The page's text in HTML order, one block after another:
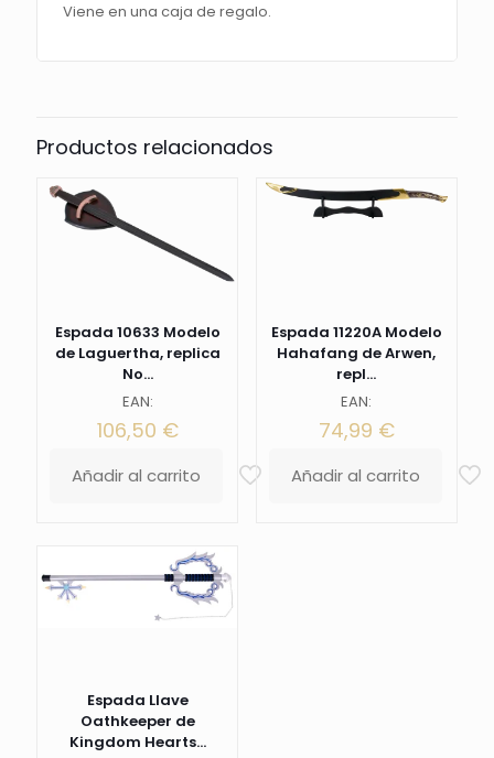
Viene en una caja de regalo.
Productos relacionados
Espada 10633 Modelo
de Laguertha, replica
No...
EAN:
106,50 €
Añadir al carrito
Espada 11220A Modelo
Hahafang de Arwen,
repl...
EAN:
74,99 €
Añadir al carrito
Espada Llave
Oathkeeper de
Kingdom Hearts...